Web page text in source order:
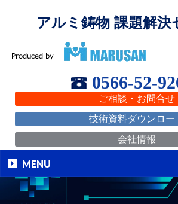
アルミ鋳物 課題解決
0566-52-
ご相談・お問合せ
技術資料ダウンロー
会社情報
MENU